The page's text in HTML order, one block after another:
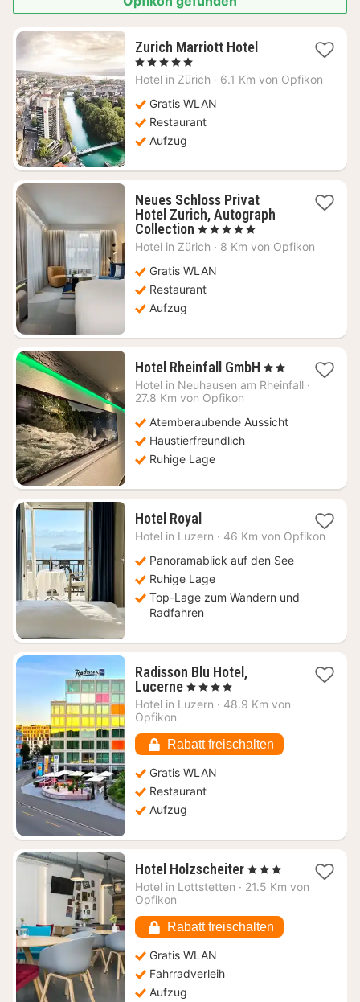
Zurich Marriott Hotel1
ab
459,66
, 5 Sterne
Hotel in Zürich · 6.1 Km von Opfikon
Gratis WLAN
Restaurant
Aufzug
Neues Schloss Privat
Hotel Zurich, Autograph
Collection 1
Nacht
420,03
€
, 5 Sterne
Hotel in Zürich · 8 Km von Opfikon
Gratis WLAN
Restaurant
Aufzug
Hotel Rheinfall GmbH 1
Nacht
€
, 2 Sterne
Hotel in Neuhausen am Rheinfall ·
27.8 Km von Opfikon
Atemberaubende Aussicht
Haustierfreundlich
Ruhige Lage
Hotel Royal1
Nacht
275,21
€
Hotel in Luzern · 46 Km von Opfikon
Panoramablick auf den See
Ruhige Lage
Top-Lage zum Wandern und
Radfahren
Radisson Blu Hotel,
Lucerne1
Nacht
€
, 4 Sterne
Hotel in Luzern · 48.9 Km von
Opfikon
Rabatt freischalten
Gratis WLAN
Restaurant
Aufzug
Hotel Holzscheiter1
Nacht
€
, 3 Sterne
Hotel in Lottstetten · 21.5 Km von
Opfikon
Rabatt freischalten
Gratis WLAN
Fahrradverleih
Aufzug